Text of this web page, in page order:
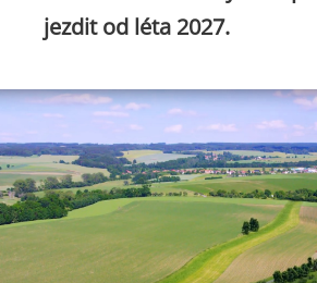
jezdit od léta 2027.